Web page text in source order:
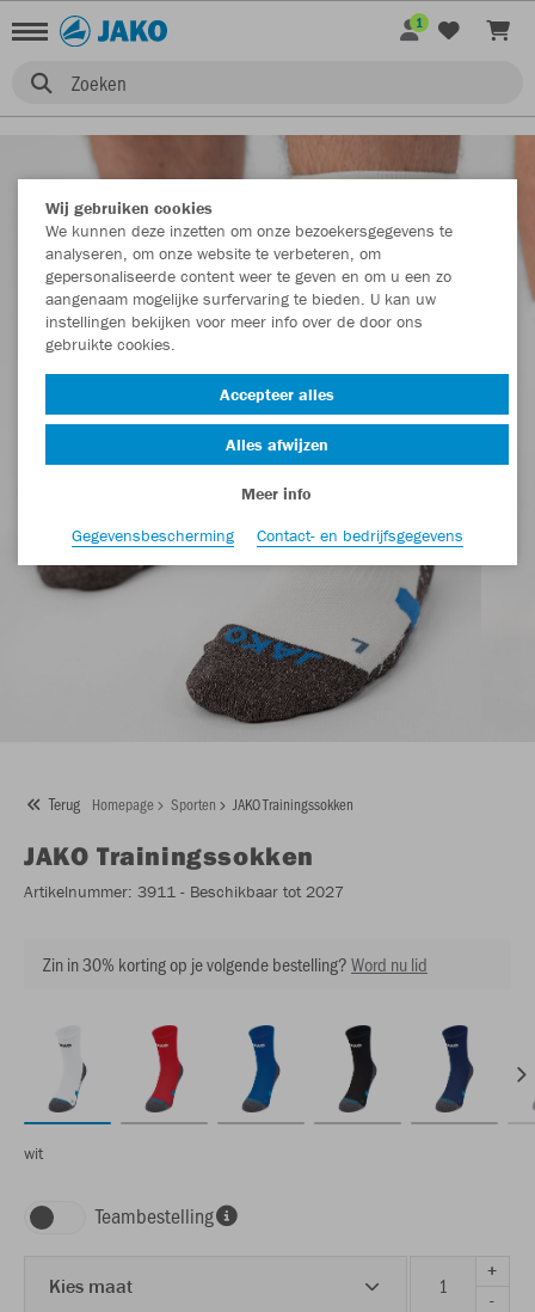
Zoeken
1
Terug Homepage Sporten JAKO Trainingssokken
JAKO Trainingssokken
Artikelnummer: 3911 - Beschikbaar tot 2027
Zin in 30% korting op je volgende bestelling?Word nu lid
wit
Teambestelling
Kies maat
+
-
Wij gebruiken cookies
We kunnen deze inzetten om onze bezoekersgegevens te
analyseren, om onze website te verbeteren, om
gepersonaliseerde content weer te geven en om u een zo
aangenaam mogelijke surfervaring te bieden. U kan uw
instellingen bekijken voor meer info over de door ons
gebruikte cookies.
Accepteer alles
Alles afwijzen
Meer info
Gegevensbescherming
Contact- en bedrijfsgegevens